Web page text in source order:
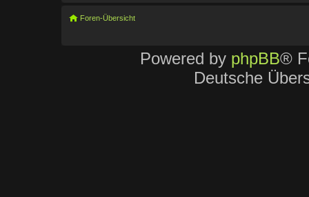
Foren-Übersicht
Powered by phpBB®
Deutsche